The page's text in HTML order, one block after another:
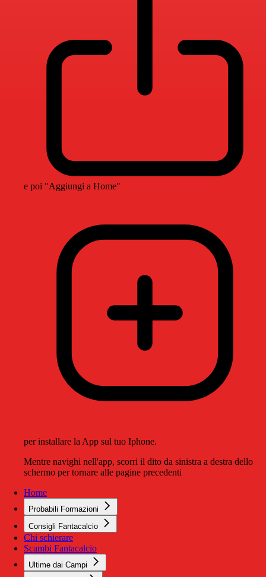
e poi "Aggiungi a Home"
per installare la App sul tuo Iphone.
Mentre navighi nell'app, scorri il dito da sinistra a destra dello
schermo per tornare alle pagine precedenti
Home
Probabili Formazioni
Consigli Fantacalcio
Chi schierare
Scambi Fantacalcio
Ultime dai Campi